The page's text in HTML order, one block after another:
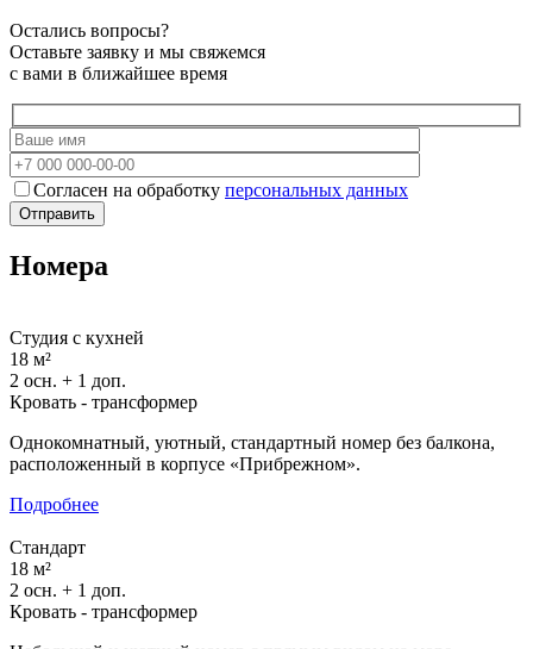
Остались вопросы?
Оставьте заявку и мы свяжемся
с вами в ближайшее время
Согласен на обработку персональных данных
Номера
Студия с кухней
18 м²
2 осн. + 1 доп.
Кровать - трансформер
Однокомнатный, уютный, стандартный номер без балкона,
расположенный в корпусе «Прибрежном».
Подробнее
Стандарт
18 м²
2 осн. + 1 доп.
Кровать - трансформер